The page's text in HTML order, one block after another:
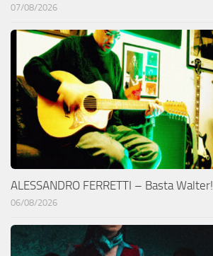
07/08/2026
ALESSANDRO FERRETTI – Basta Walter!
06/08/2026